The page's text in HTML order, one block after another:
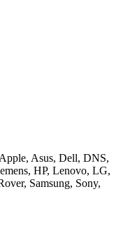
Asus, Dell, DNS,
HP, Lenovo, LG,
Samsung, Sony,